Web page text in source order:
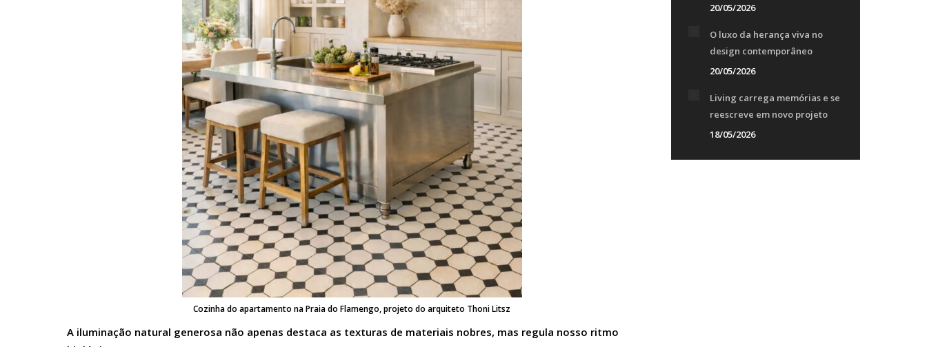
Cozinha do apartamento na Praia do Flamengo, projeto do arquiteto Thoni Litsz
A iluminação natural generosa não apenas destaca as texturas de materiais nobres, mas regula nosso ritmo
20/05/2026
O luxo da herança viva no
design contemporâneo
20/05/2026
Living carrega memórias e se
reescreve em novo projeto
18/05/2026